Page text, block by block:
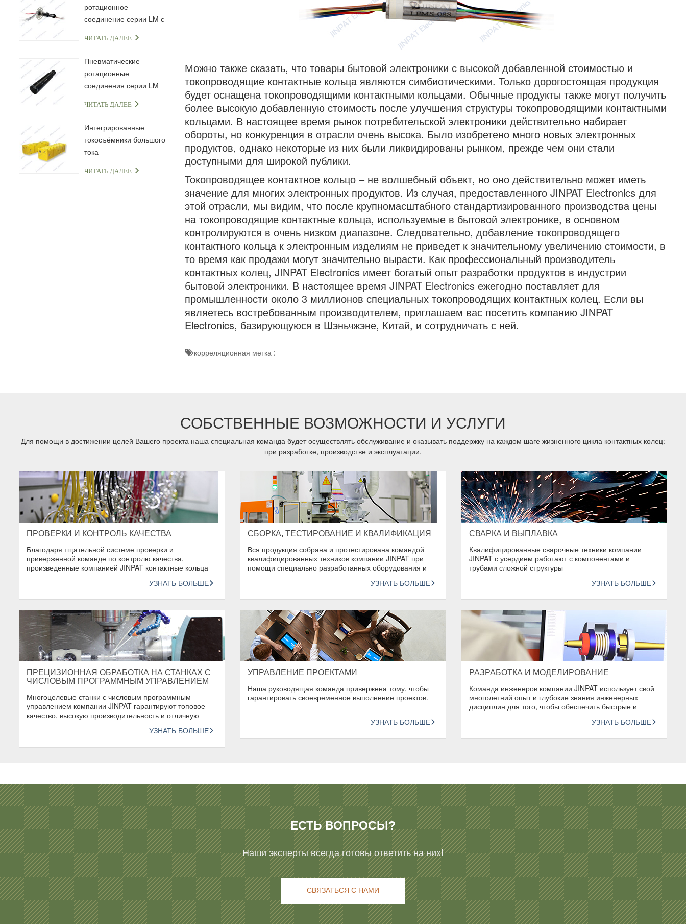
ротационное
соединение серии LM с
токосъёмным кольцом
ЧИТАТЬ ДАЛЕЕ
Пневматические
ротационные
соединения серии LM
ЧИТАТЬ ДАЛЕЕ
Интегрированные
токосъёмники большого
тока
ЧИТАТЬ ДАЛЕЕ
Можно также сказать, что товары бытовой электроники с высокой добавленной стоимостью и
токопроводящие контактные кольца являются симбиотическими. Только дорогостоящая продукция
будет оснащена токопроводящими контактными кольцами. Обычные продукты также могут получить
более высокую добавленную стоимость после улучшения структуры токопроводящими контактными
кольцами. В настоящее время рынок потребительской электроники действительно набирает
обороты, но конкуренция в отрасли очень высока. Было изобретено много новых электронных
продуктов, однако некоторые из них были ликвидированы рынком, прежде чем они стали
доступными для широкой публики.
Токопроводящее контактное кольцо – не волшебный объект, но оно действительно может иметь
значение для многих электронных продуктов. Из случая, предоставленного JINPAT Electronics для
этой отрасли, мы видим, что после крупномасштабного стандартизированного производства цены
на токопроводящие контактные кольца, используемые в бытовой электронике, в основном
контролируются в очень низком диапазоне. Следовательно, добавление токопроводящего
контактного кольца к электронным изделиям не приведет к значительному увеличению стоимости, в
то время как продажи могут значительно вырасти. Как профессиональный производитель
контактных колец, JINPAT Electronics имеет богатый опыт разработки продуктов в индустрии
бытовой электроники. В настоящее время JINPAT Electronics ежегодно поставляет для
промышленности около 3 миллионов специальных токопроводящих контактных колец. Если вы
являетесь востребованным производителем, приглашаем вас посетить компанию JINPAT
Electronics, базирующуюся в Шэньчжэне, Китай, и сотрудничать с ней.
корреляционная метка :
СОБСТВЕННЫЕ ВОЗМОЖНОСТИ И УСЛУГИ
Для помощи в достижении целей Вашего проекта наша специальная команда будет осуществлять обслуживание и оказывать поддержку на каждом шаге жизненного цикла контактных колец:
при разработке, производстве и эксплуатации.
ПРОВЕРКИ И КОНТРОЛЬ КАЧЕСТВА
Благодаря тщательной системе проверки и
приверженной команде по контролю качества,
произведенные компанией JINPAT контактные кольца
УЗНАТЬ БОЛЬШЕ
СБОРКА, ТЕСТИРОВАНИЕ И КВАЛИФИКАЦИЯ
Вся продукция собрана и протестирована командой
квалифицированных техников компании JINPAT при
помощи специально разработанных оборудования и
УЗНАТЬ БОЛЬШЕ
СВАРКА И ВЫПЛАВКА
Квалифицированные сварочные техники компании
JINPAT с усердием работают с компонентами и
трубами сложной структуры
УЗНАТЬ БОЛЬШЕ
ПРЕЦИЗИОННАЯ ОБРАБОТКА НА СТАНКАХ С
ЧИСЛОВЫМ ПРОГРАММНЫМ УПРАВЛЕНИЕМ
Многоцелевые станки с числовым программным
управлением компании JINPAT гарантируют топовое
качество, высокую производительность и отличную
УЗНАТЬ БОЛЬШЕ
УПРАВЛЕНИЕ ПРОЕКТАМИ
Наша руководящая команда привержена тому, чтобы
гарантировать своевременное выполнение проектов.
УЗНАТЬ БОЛЬШЕ
РАЗРАБОТКА И МОДЕЛИРОВАНИЕ
Команда инженеров компании JINPAT использует свой
многолетний опыт и глубокие знания инженерных
дисциплин для того, чтобы обеспечить быстрые и
УЗНАТЬ БОЛЬШЕ
ЕСТЬ ВОПРОСЫ?
Наши эксперты всегда готовы ответить на них!
СВЯЗАТЬСЯ С НАМИ